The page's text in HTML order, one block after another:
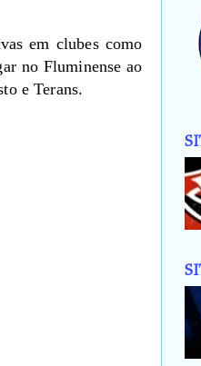
em clubes como
no Fluminense ao
e Terans.